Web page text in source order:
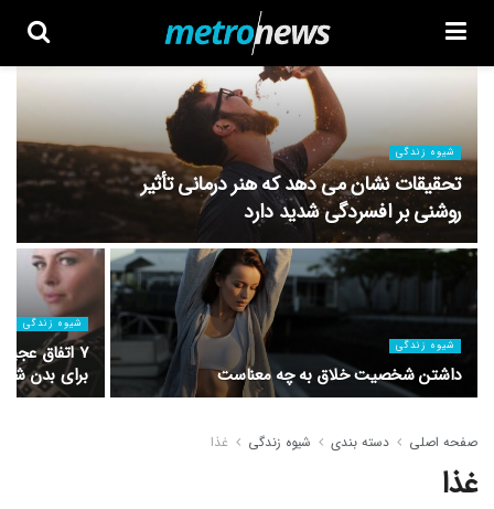
شیوه زندگی
تحقیقات نشان می دهد که هنر درمانی تأثیر
روشنی بر افسردگی شدید دارد
شیوه زندگی
داشتن شخصیت خلاق به چه معناست
شیوه زندگی
۷ اتفاق
برای بدن
صفحه اصلی دسته بندی شیوه زندگی غذا
غذا